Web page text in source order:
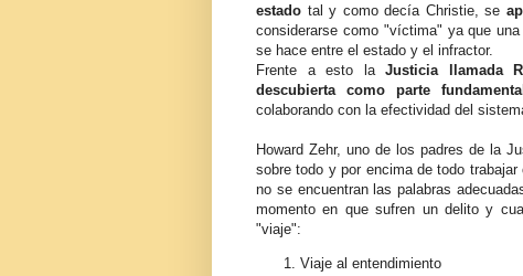
estado tal y como decía Christie, se
considerarse como "víctima" ya que
se hace entre el estado y el infractor.
Frente a esto laJusticia llamada
descubierta como parte fundamental
colaborando con la efectividad del
Howard Zehr, uno de los padres de la
sobre todo y por encima de todo
no se encuentran las palabras
momento en que sufren un delito y
"viaje":
Viaje al entendimiento